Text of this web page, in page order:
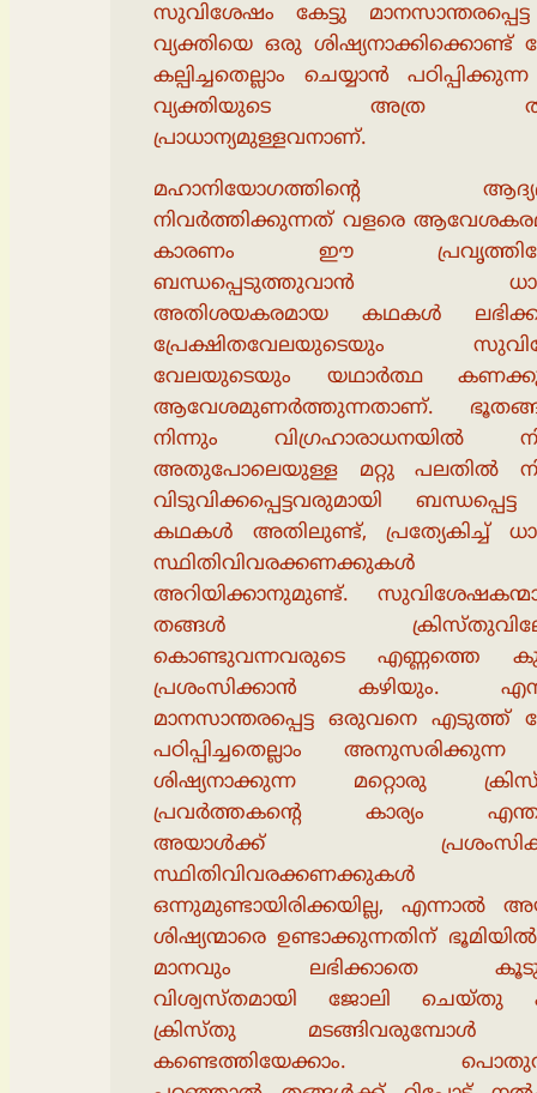
സുവിശേഷം കേട്ടു
വ്യക്തിയെ ഒരു ശിഷ്യനാക്കിക്കൊണ്ട്
കല്പിച്ചതെല്ലാം ചെയ്യാൻ
വ്യക്തിയുടെ അത്ര
പ്രാധാന്യമുള്ളവനാണ്.
മഹാനിയോഗത്തിൻ്റെ
നിവർത്തിക്കുന്നത് വളരെ
കാരണം ഈ
ബന്ധപ്പെടുത്തുവാൻ
അതിശയകരമായ കഥകൾ
പ്രേക്ഷിതവേലയുടെയും
വേലയുടെയും യഥാർത്ഥ
ആവേശമുണർത്തുന്നതാണ്.
നിന്നും വിഗ്രഹാരാധനയിൽ
അതുപോലെയുള്ള മറ്റു പലതിൽ
വിടുവിക്കപ്പെട്ടവരുമായി
കഥകൾ അതിലുണ്ട്, പ്രത്യേകിച്ച്
സ്ഥിതിവിവരക്കണക്കുകൾ
അറിയിക്കാനുമുണ്ട്.
തങ്ങൾ
കൊണ്ടുവന്നവരുടെ എണ്ണത്തെ
പ്രശംസിക്കാൻ കഴിയും.
മാനസാന്തരപ്പെട്ട ഒരുവനെ എടുത്ത്
പഠിപ്പിച്ചതെല്ലാം
ശിഷ്യനാക്കുന്ന മറ്റൊരു
പ്രവർത്തകൻ്റെ കാര്യം
അയാൾക്ക്
സ്ഥിതിവിവരക്കണക്കുകൾ
ഒന്നുമുണ്ടായിരിക്കയില്ല, എന്നാൽ
ശിഷ്യന്മാരെ ഉണ്ടാക്കുന്നതിന്
മാനവും ലഭിക്കാതെ
വിശ്വസ്തമായി ജോലി ചെയ്തു
ക്രിസ്തു മടങ്ങിവരുമ്പോൾ
കണ്ടെത്തിയേക്കാം.